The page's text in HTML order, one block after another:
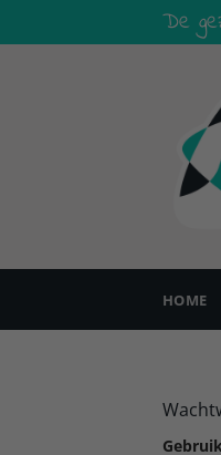
naar
De
HOME